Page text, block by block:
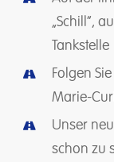
„Schill“,
Tankstelle
Folgen
Marie-
Unser
schon zu